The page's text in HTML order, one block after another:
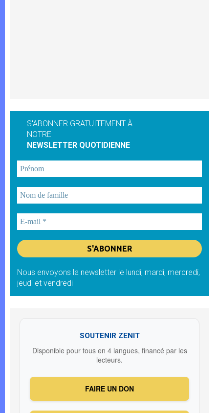
S'ABONNER GRATUITEMENT À
NOTRE
NEWSLETTER QUOTIDIENNE
Nous envoyons la newsletter le lundi, mardi, mercredi,
jeudi et vendredi
SOUTENIR ZENIT
Disponible pour tous en 4 langues, financé par les
lecteurs.
FAIRE UN DON